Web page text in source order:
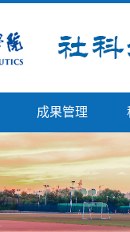
成果管理